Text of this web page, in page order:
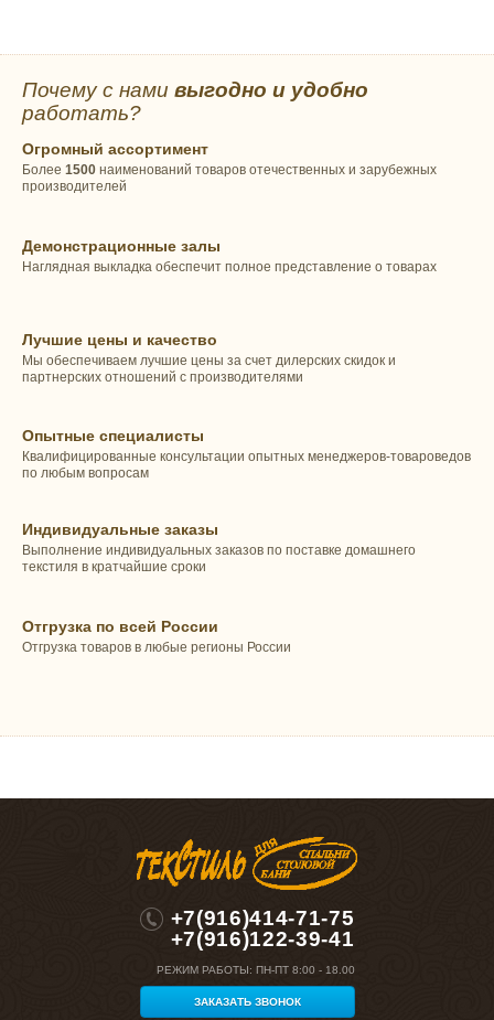
Почему с нами выгодно и удобно
работать?
Огромный ассортимент
Более 1500 наименований товаров отечественных и зарубежных
производителей
Демонстрационные залы
Наглядная выкладка обеспечит полное представление о товарах
Лучшие цены и качество
Мы обеспечиваем лучшие цены за счет дилерских скидок и
партнерских отношений с производителями
Опытные специалисты
Квалифицированные консультации опытных менеджеров-товароведов
по любым вопросам
Индивидуальные заказы
Выполнение индивидуальных заказов по поставке домашнего
текстиля в кратчайшие сроки
Отгрузка по всей России
Отгрузка товаров в любые регионы России
+7(916)414-71-75
+7(916)122-39-41
РЕЖИМ РАБОТЫ: ПН-ПТ 8:00 - 18.00
ЗАКАЗАТЬ ЗВОНОК